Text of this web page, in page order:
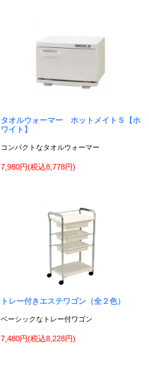
タオルウォーマー ホットメイトＳ【ホ
ワイト】
コンパクトなタオルウォーマー
7,980円(税込8,778円)
トレー付きエステワゴン（全２色）
ベーシックなトレー付ワゴン
7,480円(税込8,228円)